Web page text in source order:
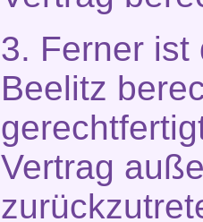
3. Ferner ist
Beelitz
Vertrag